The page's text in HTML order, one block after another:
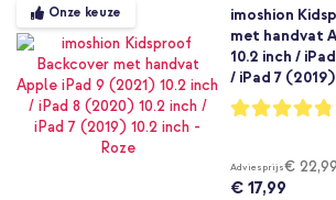
Onze keuze
imoshion
met handvat
10.2 inch /
/ iPad 7
Waardering:
96%
Adviesprijs€ 22,99
€ 17,99